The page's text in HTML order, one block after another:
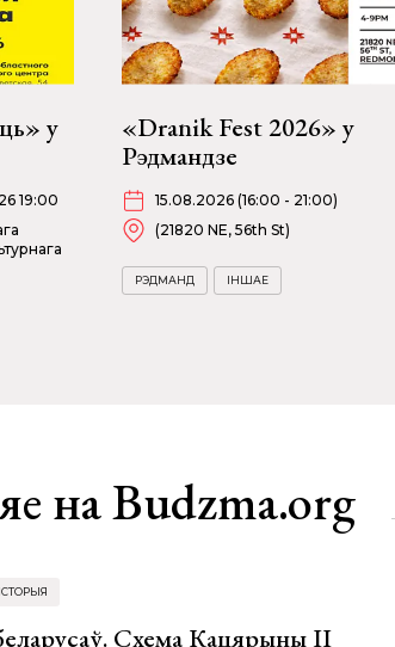
у
19:00
«Dranik Fest 2026» у
Рэдмандзе
15.08.2026 (16:00 - 21:00)
(21820 NE, 56th St)
РЭДМАНД ІНШАЕ
на Budzma.org
Схема Кацярыны ІІ